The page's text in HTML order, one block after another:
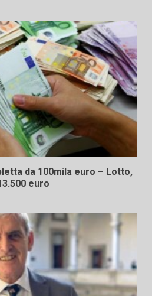
da 100mila euro – Lotto,
euro